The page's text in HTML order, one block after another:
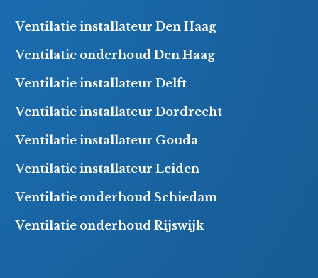
Ventilatie installateur Den Haag
Ventilatie onderhoud Den Haag
Ventilatie installateur Delft
Ventilatie installateur Dordrecht
Ventilatie installateur Gouda
Ventilatie installateur Leiden
Ventilatie onderhoud Schiedam
Ventilatie onderhoud Rijswijk